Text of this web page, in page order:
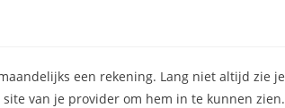
een rekening. Lang niet altijd zie je
van je provider om hem in te kunnen zien.